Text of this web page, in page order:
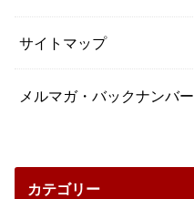
サイトマップ
メルマガ・バックナンバー
カテゴリー